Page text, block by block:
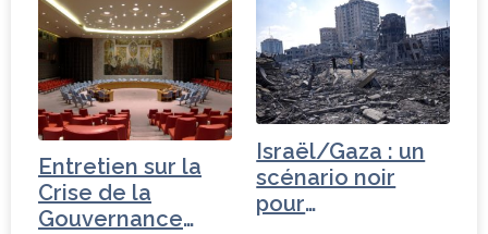
Entretien sur la
Crise de la
Gouvernance
Israël/Gaza : un
scénario noir
pour